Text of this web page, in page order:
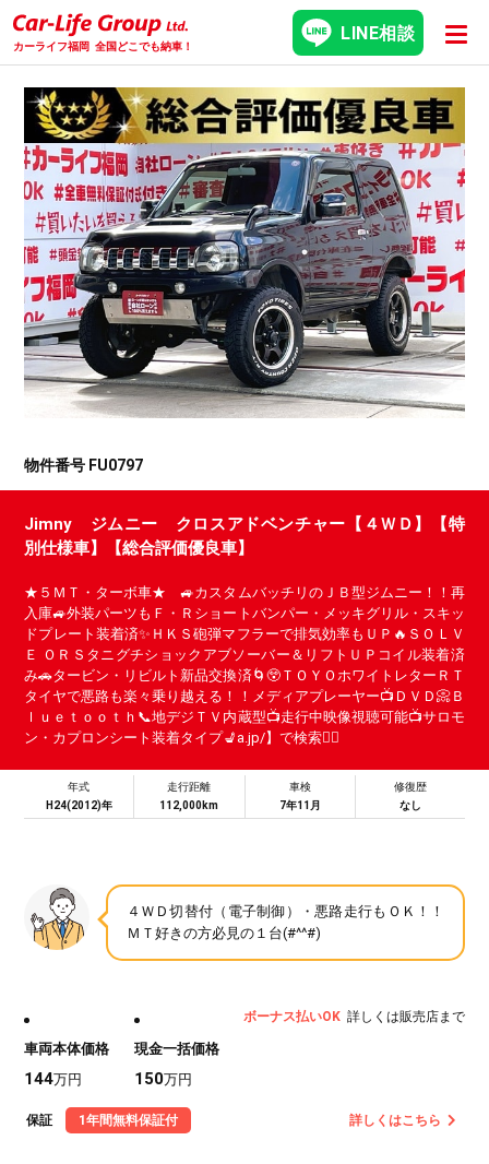
カーライフ福岡 全国どこでも納車！
LINE相談
物件番号 FU0797
Jimny ジムニー クロスアドベンチャー【４ＷＤ】【特
別仕様車】【総合評価優良車】
★５ＭＴ・ターボ車★ 🚙カスタムバッチリのＪＢ型ジムニー！！再
入庫🚙外装パーツもＦ・Ｒショートバンパー・メッキグリル・スキッ
ドプレート装着済✨ＨＫＳ砲弾マフラーで排気効率もＵＰ🔥ＳＯＬＶ
Ｅ ＯＲＳタニグチショックアブソーバー＆リフトＵＰコイル装着済
み🚗タービン・リビルト新品交換済🌀😲ＴＯＹＯホワイトレターＲＴ
タイヤで悪路も楽々乗り越える！！メディアプレーヤー📺ＤＶＤ📀Ｂ
ｌｕｅｔｏｏｔｈ📞地デジＴＶ内蔵型📺走行中映像視聴可能📺サロモ
ン・カプロンシート装着タイプ💺a.jp/】で検索🕵️‍♂️
年式
H24(2012)年
走行距離
112,000km
車検
7年11月
修復歴
なし
４ＷＤ切替付（電子制御）・悪路走行もＯＫ！！
ＭＴ好きの方必見の１台(#^^#)
車両本体価格
144万円
現金一括価格
150万円
ボーナス払いOK 詳しくは販売店まで
保証 1年間無料保証付 詳しくはこちら